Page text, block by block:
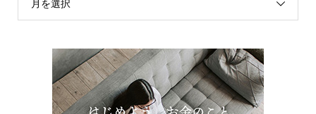
月を選択